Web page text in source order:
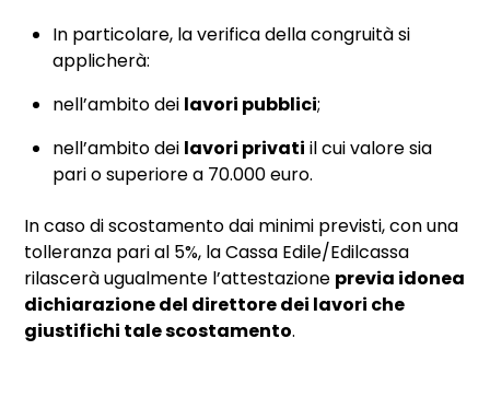
In particolare, la verifica della congruità si
applicherà:
nell’ambito dei lavori pubblici;
nell’ambito dei lavori privati il cui valore sia
pari o superiore a 70.000 euro.
In caso di scostamento dai minimi previsti, con una
tolleranza pari al 5%, la Cassa Edile/Edilcassa
rilascerà ugualmente l’attestazione previa idonea
dichiarazione del direttore dei lavori che
giustifichi tale scostamento.